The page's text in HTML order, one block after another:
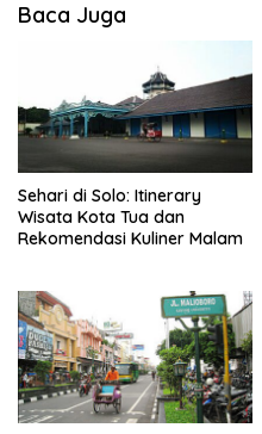
Baca Juga
Sehari di Solo: Itinerary
Wisata Kota Tua dan
Rekomendasi Kuliner Malam